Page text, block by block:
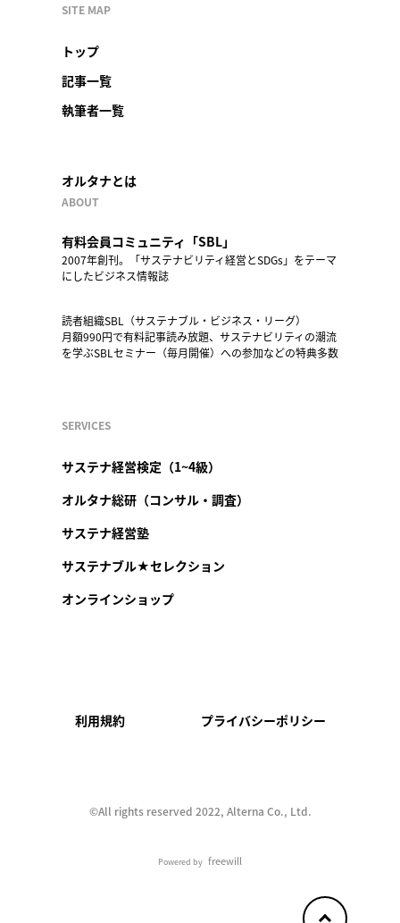
SITE MAP
トップ
記事一覧
執筆者一覧
オルタナとは
ABOUT
有料会員コミュニティ「SBL」
2007年創刊。「サステナビリティ経営とSDGs」をテーマ
にしたビジネス情報誌
読者組織SBL（サステナブル・ビジネス・リーグ）
月額990円で有料記事読み放題、サステナビリティの潮流
を学ぶSBLセミナー（毎月開催）への参加などの特典多数
SERVICES
サステナ経営検定（1~4級）
オルタナ総研（コンサル・調査）
サステナ経営塾
サステナブル★セレクション
オンラインショップ
利用規約 プライバシーポリシー
©︎All rights reserved 2022, Alterna Co., Ltd.
Powered by freewill